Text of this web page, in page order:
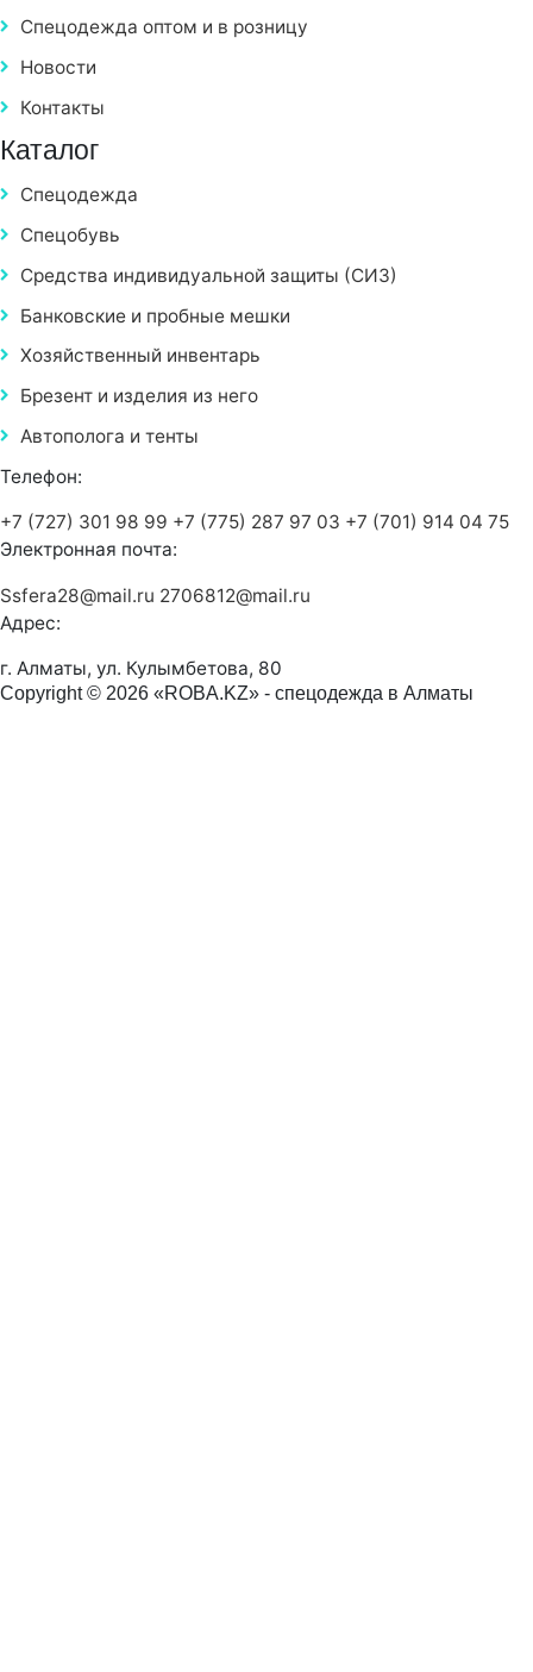
Спецодежда оптом и в розницу
Новости
Контакты
Каталог
Спецодежда
Спецобувь
Средства индивидуальной защиты (СИЗ)
Банковские и пробные мешки
Хозяйственный инвентарь
Брезент и изделия из него
Автополога и тенты
Телефон:
+7 (727) 301 98 99 +7 (775) 287 97 03 +7 (701) 914 04 75
Электронная почта:
Ssfera28@mail.ru 2706812@mail.ru
Адрес:
г. Алматы, ул. Кулымбетова, 80
Copyright © 2026 «ROBA.KZ» - спецодежда в Алматы